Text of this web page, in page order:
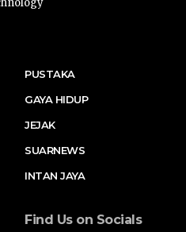
PUSTAKA
GAYA HIDUP
JEJAK
SUARNEWS
INTAN JAYA
Find Us on Socials